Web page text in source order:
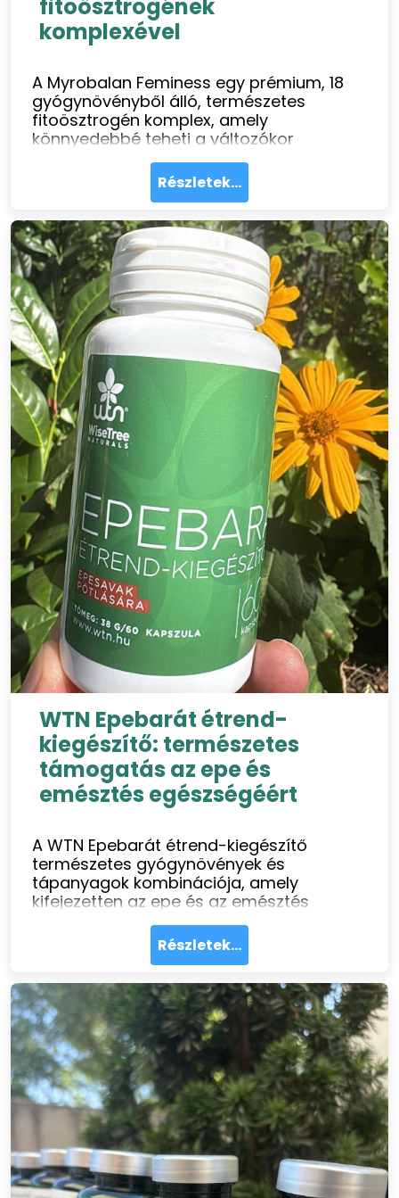
fitoösztrogének
komplexével
A Myrobalan Feminess egy prémium, 18
gyógynövényből álló, természetes
fitoösztrogén komplex, amely
könnyedebbé teheti a változókor
időszakát. Shatavari-tartalmának
köszönhetően hormonális egyensúlyt
támogat, miközben a közérzet, alvás és
adalékmentes megoldás modern nők
számára.
Részletek...
WTN Epebarát étrend-
kiegészítő: természetes
támogatás az epe és
emésztés egészségéért
A WTN Epebarát étrend-kiegészítő
természetes gyógynövények és
tápanyagok kombinációja, amely
kifejezetten az epe és az emésztés
támogatására lett kifejlesztve. Segíthet
enyhíteni a puffadást, elősegíti a
zsírlebontást és hozzájárul a máj
Részletek...